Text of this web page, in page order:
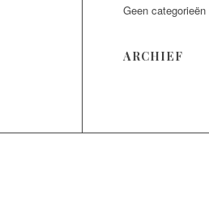
Geen categorieën
ARCHIEF